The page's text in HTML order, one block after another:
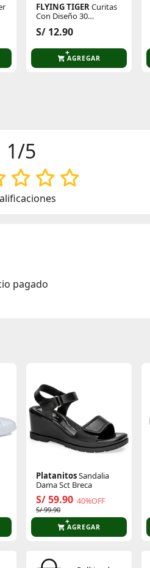
FLYING TIGERCuritas
Con Diseño 30
S/ 12.90
AGREGAR
1/5
pagado
PlatanitosSandalia
Dama Sct Breca
S/ 59.90 40%OFF
S/ 99.90
AGREGAR